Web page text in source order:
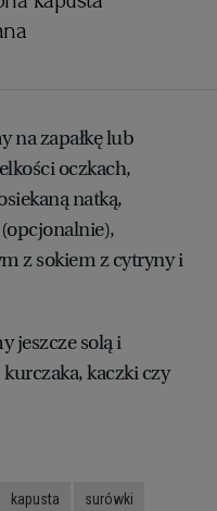
na zapałkę lub
oczkach,
natką,
z sokiem z cytryny i
jeszcze solą i
kaczki czy
kapusta surówki